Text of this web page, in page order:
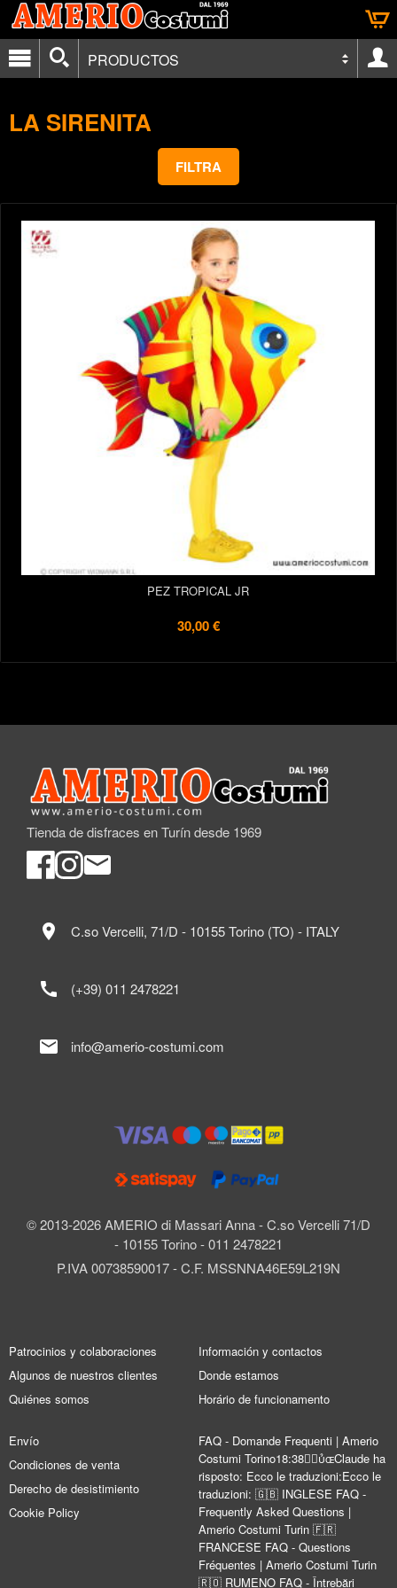
PRODUCTOS
LA SIRENITA
FILTRA
PEZ TROPICAL JR
30,00 €
Tienda de disfraces en Turín desde 1969
© 2013-2026 AMERIO di Massari Anna - C.so Vercelli 71/D
- 10155 Torino - 011 2478221
P.IVA 00738590017 - C.F. MSSNNA46E59L219N
location_on C.so Vercelli, 71/D - 10155 Torino (TO) - ITALY
call (+39) 011 2478221
mail info@amerio-costumi.com
Patrocinios y colaboraciones
Algunos de nuestros clientes
Quiénes somos
Información y contactos
Donde estamos
Horário de funcionamento
Envío
Condiciones de venta
Derecho de desistimiento
Cookie Policy
FAQ - Domande Frequenti | Amerio
Costumi Torino18:38Claude ha
risposto: Ecco le traduzioni:Ecco le
traduzioni: 🇬🇧 INGLESE FAQ -
Frequently Asked Questions |
Amerio Costumi Turin 🇫🇷
FRANCESE FAQ - Questions
Fréquentes | Amerio Costumi Turin
🇷🇴 RUMENO FAQ - Întrebări